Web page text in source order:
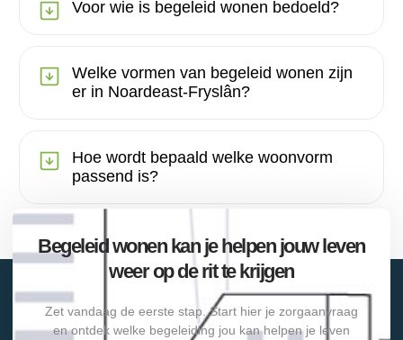
Voor wie is begeleid wonen bedoeld?
Welke vormen van begeleid wonen zijn
er in Noardeast-Fryslân?
Hoe wordt bepaald welke woonvorm
passend is?
Begeleid wonen kan je helpen jouw leven
weer op de rit te krijgen
Zet vandaag de eerste stap. Start hier je zorgaanvraag
en ontdek welke begeleiding jou kan helpen je leven